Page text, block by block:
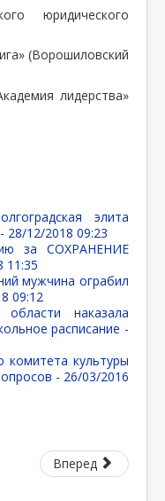
юридического
(Ворошиловский
лидерства»
элита
28/12/2018 09:23
за СОХРАНЕНИЕ
11:35
мужчина ограбил
09:12
области наказала
расписание -
комитета культуры
- 26/03/2016
Вперед